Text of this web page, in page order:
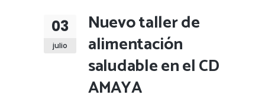
03
julio
Nuevo taller de
alimentación
saludable en el CD
AMAYA